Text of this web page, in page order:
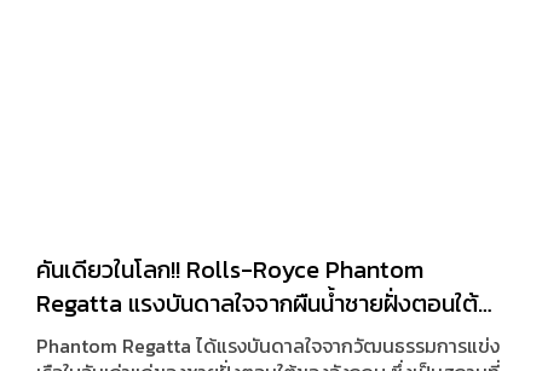
คันเดียวในโลก!! Rolls-Royce Phantom
Regatta แรงบันดาลใจจากผืนน้ำชายฝั่งตอนใต้
ของอังกฤษ
Phantom Regatta ได้แรงบันดาลใจจากวัฒนธรรมการแข่ง